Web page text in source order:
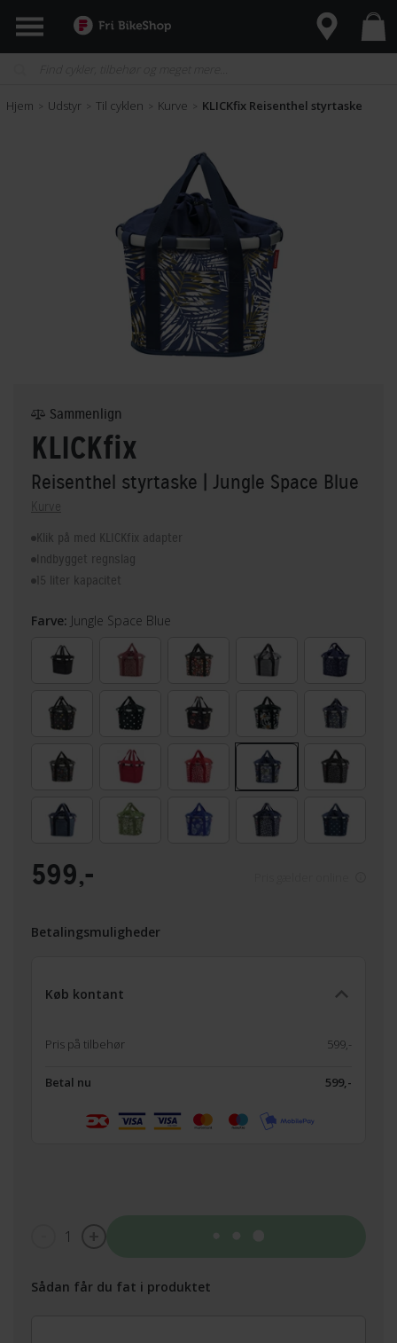
Hjem > Udstyr > Til cyklen > Kurve > KLICKfix Reisenthel styrtaske
KLICKfix
Reisenthel styrtaske | Jungle Space Blue
Kurve
Klik på med KLICKfix adapter
Indbygget regnslag
15 liter kapacitet
Sammenlign
Farve: Jungle Space Blue
599,-
Betalingsmuligheder
Køb kontant
Pris på tilbehør 599,-
Betal nu 599,-
1
Sådan får du fat i produktet